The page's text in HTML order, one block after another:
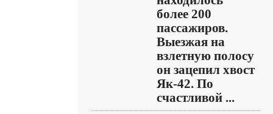
более 200
пассажиров.
Выезжая на
взлетную полосу
он зацепил хвост
Як-42. По
счастливой ...